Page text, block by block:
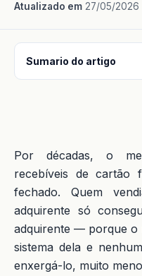
Atualizado em 27/05/2026
Sumario do artigo
Por décadas, o
recebíveis de cartão
fechado. Quem
adquirente só
adquirente — porque o
sistema dela e
enxergá-lo, muito